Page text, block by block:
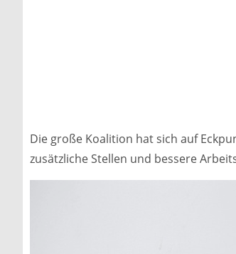
Die große Koalition hat sich auf
zusätzliche Stellen und bessere